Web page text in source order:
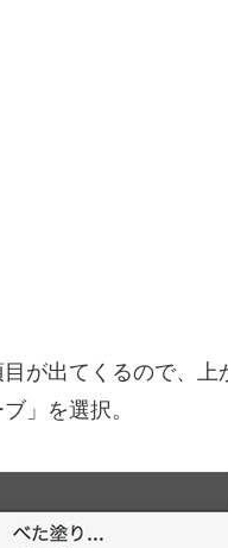
が出てくるので、上
」を選択。